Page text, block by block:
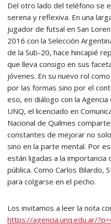
Del otro lado del teléfono se
serena y reflexiva. En una
jugador de futsal en San
2016 con la Selección
de la Sub-20, hace hincapié
que lleva consigo en sus
jóvenes. En su nuevo rol
por las formas sino por el
eso, en diálogo con la
UNQ, el licenciado en
Nacional de Quilmes
constantes de mejorar no
sino en la parte mental. Por
están ligadas a la importancia
pública. Como Carlos Bilardo,
para colgarse en el pecho.
Los invitamos a leer la nota
https://agencia.unq.edu.ar/